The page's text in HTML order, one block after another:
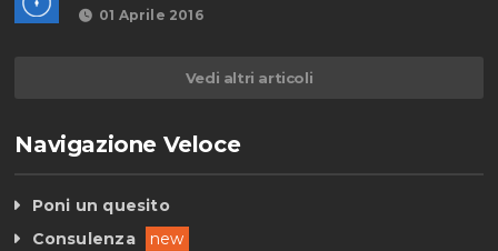
01 Aprile 2016
Vedi altri articoli
Navigazione Veloce
Poni un quesito
Consulenza
new